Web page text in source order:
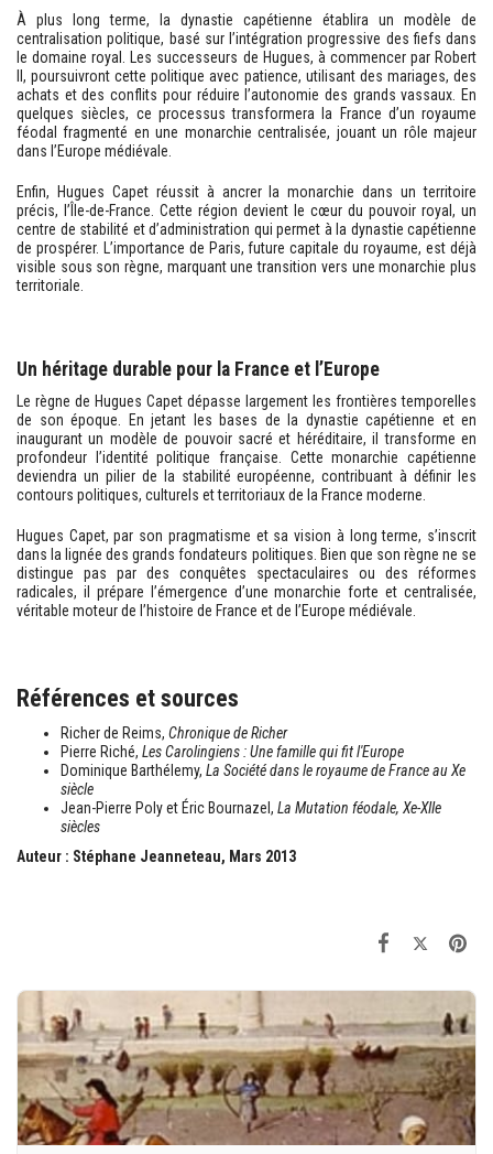
À plus long terme, la dynastie capétienne établira un modèle de
centralisation politique, basé sur l’intégration progressive des fiefs dans
le domaine royal. Les successeurs de Hugues, à commencer par Robert
II, poursuivront cette politique avec patience, utilisant des mariages, des
achats et des conflits pour réduire l’autonomie des grands vassaux. En
quelques siècles, ce processus transformera la France d’un royaume
féodal fragmenté en une monarchie centralisée, jouant un rôle majeur
dans l’Europe médiévale.
Enfin, Hugues Capet réussit à ancrer la monarchie dans un territoire
précis, l’Île-de-France. Cette région devient le cœur du pouvoir royal, un
centre de stabilité et d’administration qui permet à la dynastie capétienne
de prospérer. L’importance de Paris, future capitale du royaume, est déjà
visible sous son règne, marquant une transition vers une monarchie plus
territoriale.
Un héritage durable pour la France et l’Europe
Le règne de Hugues Capet dépasse largement les frontières temporelles
de son époque. En jetant les bases de la dynastie capétienne et en
inaugurant un modèle de pouvoir sacré et héréditaire, il transforme en
profondeur l’identité politique française. Cette monarchie capétienne
deviendra un pilier de la stabilité européenne, contribuant à définir les
contours politiques, culturels et territoriaux de la France moderne.
Hugues Capet, par son pragmatisme et sa vision à long terme, s’inscrit
dans la lignée des grands fondateurs politiques. Bien que son règne ne se
distingue pas par des conquêtes spectaculaires ou des réformes
radicales, il prépare l’émergence d’une monarchie forte et centralisée,
véritable moteur de l’histoire de France et de l’Europe médiévale.
Références et sources
Richer de Reims, Chronique de Richer
Pierre Riché, Les Carolingiens : Une famille qui fit l'Europe
Dominique Barthélemy, La Société dans le royaume de France au Xe
siècle
Jean-Pierre Poly et Éric Bournazel, La Mutation féodale, Xe-XIIe
siècles
Auteur : Stéphane Jeanneteau, Mars 2013